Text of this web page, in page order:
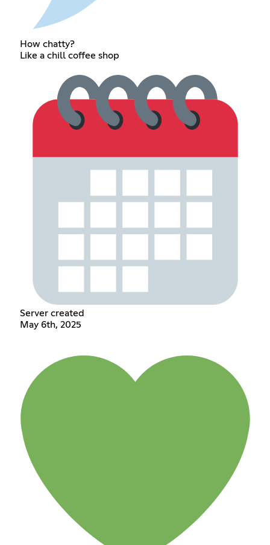
How chatty?
Like a chill coffee shop
Server created
May 6th, 2025